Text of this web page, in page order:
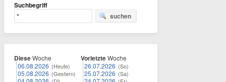
Suchbegriff
suchen
DieseWoche
06.08.2026 (Heute)
05.08.2026 (Gestern)
VorletzteWoche
26.07.2026 (So)
25.07.2026 (Sa)